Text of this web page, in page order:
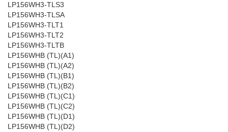
LP156WH3-TLS3
LP156WH3-TLSA
LP156WH3-TLT1
LP156WH3-TLT2
LP156WH3-TLTB
LP156WHB (TL)(A1)
LP156WHB (TL)(A2)
LP156WHB (TL)(B1)
LP156WHB (TL)(B2)
LP156WHB (TL)(C1)
LP156WHB (TL)(C2)
LP156WHB (TL)(D1)
LP156WHB (TL)(D2)